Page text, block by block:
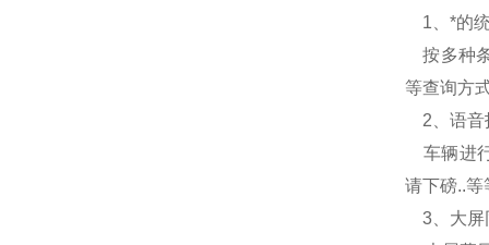
1、*的
按多种
等查询方
2、语音
车辆进
请下磅..等
3、大屏